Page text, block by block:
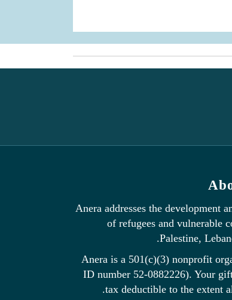
Anera addresses the development
of refugees and vulnerable
Palestine,
Anera is a 501(c)(3) nonprofit
ID number 52-0882226). Your
tax deductible to the extent